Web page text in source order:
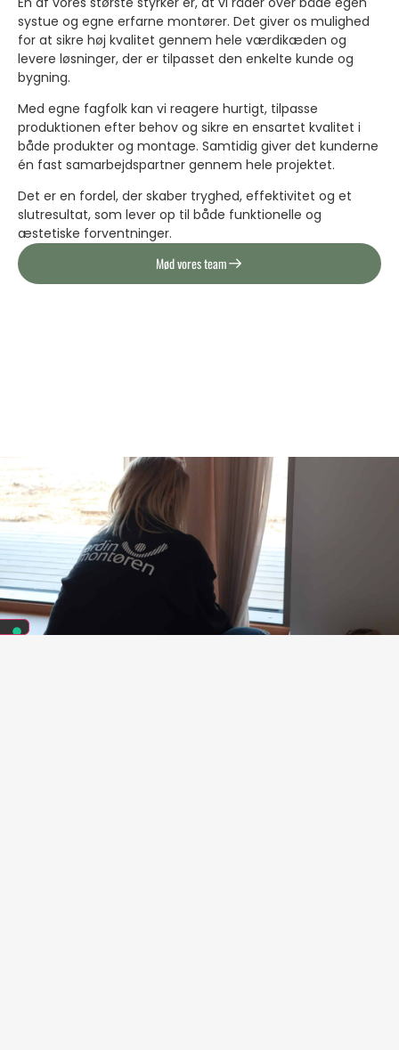
systue og egne erfarne montører. Det giver os mulighed
for at sikre høj kvalitet gennem hele værdikæden og
levere løsninger, der er tilpasset den enkelte kunde og
bygning.
Med egne fagfolk kan vi reagere hurtigt, tilpasse
produktionen efter behov og sikre en ensartet kvalitet i
både produkter og montage. Samtidig giver det kunderne
én fast samarbejdspartner gennem hele projektet.
Det er en fordel, der skaber tryghed, effektivitet og et
slutresultat, som lever op til både funktionelle og
æstetiske forventninger.
Mød vores team